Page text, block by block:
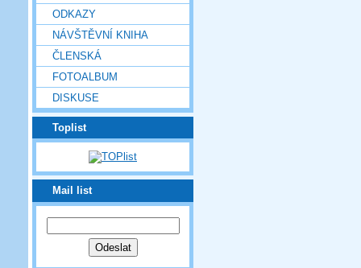
ODKAZY
NÁVŠTĚVNÍ KNIHA
ČLENSKÁ
FOTOALBUM
DISKUSE
Toplist
Mail list